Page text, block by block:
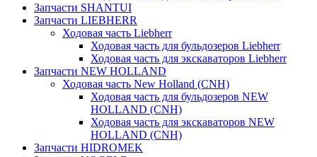
Запчасти SHANTUI
Запчасти LIEBHERR
Ходовая часть Liebherr
Ходовая часть для бульдозеров Liebherr
Ходовая часть для экскаваторов Liebherr
Запчасти NEW HOLLAND
Ходовая часть New Holland (CNH)
Ходовая часть для бульдозеров NEW
HOLLAND (CNH)
Ходовая часть для экскаваторов NEW
HOLLAND (CNH)
Запчасти HIDROMEK